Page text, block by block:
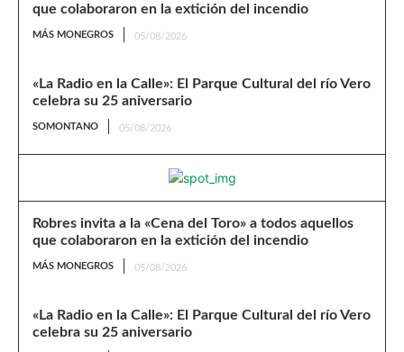
que colaboraron en la extición del incendio
MÁS MONEGROS 05/08/2026
«La Radio en la Calle»: El Parque Cultural del río Vero
celebra su 25 aniversario
SOMONTANO 05/08/2026
Robres invita a la «Cena del Toro» a todos aquellos
que colaboraron en la extición del incendio
MÁS MONEGROS 05/08/2026
«La Radio en la Calle»: El Parque Cultural del río Vero
celebra su 25 aniversario